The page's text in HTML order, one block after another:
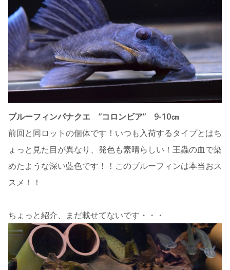
ブルーフィンパナクエ ”コロンビア” 9-10㎝
前回と同ロットの個体です！いつも入荷するタイプとはち
ょっと見た目が異なり、発色も素晴らしい！王蟲の血で染
めたような深い藍色です！！このブルーフィンは本当おス
スメ！！
ちょっと紹介、まだ載せてないです・・・